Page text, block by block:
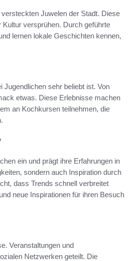
Juwelen der Stadt. Diese
versprühen. Durch geführte
lernen lokale Geschichten kennen,
Jugendlichen sehr beliebt ist. Von
etwas. Diese Erlebnisse machen
an Kochkursen teilnehmen, die
ein und prägt ihre Erfahrungen in
sondern auch Inspiration durch
dass Trends schnell verbreitet
neue Inspirationen für ihren Besuch
Veranstaltungen und
Netzwerken geteilt. Die